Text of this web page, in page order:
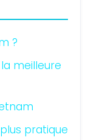
?
meilleure
pratique